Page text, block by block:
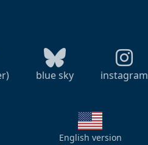
blue sky instagram
English version